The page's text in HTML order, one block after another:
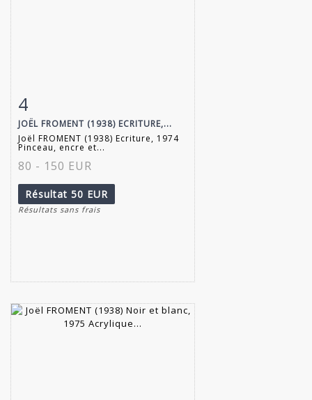
Fiche détaillée
4
JOËL FROMENT (1938) ECRITURE,...
Joël FROMENT (1938) Ecriture, 1974
Pinceau, encre et...
80 - 150 EUR
Résultat 50 EUR
Résultats sans frais